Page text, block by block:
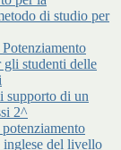
di studio per
gli studenti delle
supporto di un
2^
inglese del livello